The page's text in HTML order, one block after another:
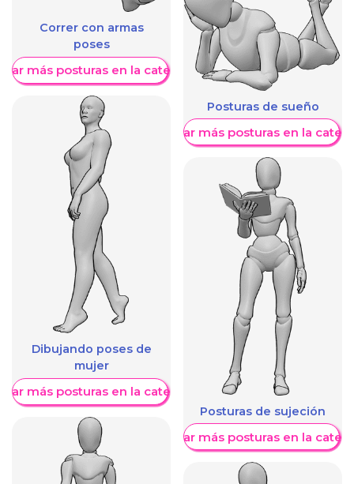
Correr con armas
poses
más posturas en la categoría
Dibujando poses de
mujer
más posturas en la categoría
Posturas de sueño
Mostrar más posturas en la
Posturas de sujeción
Mostrar más posturas en la